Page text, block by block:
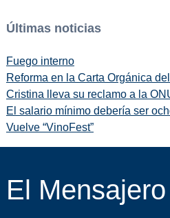
Últimas noticias
Fuego interno
Reforma en la Carta Orgánica
Cristina lleva su reclamo a la
El salario mínimo debería ser
Vuelve “VinoFest”
El